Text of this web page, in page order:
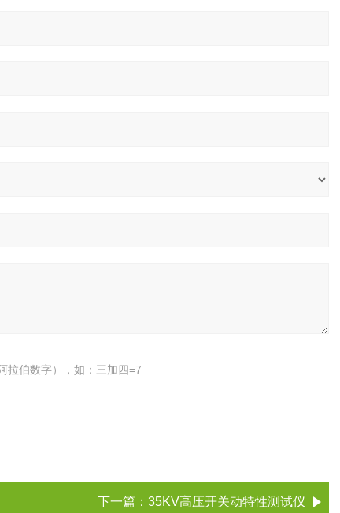
拉伯数字），如：三加四=7
下一篇： 35KV高压开关动特性测试仪